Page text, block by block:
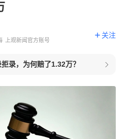
上观新闻官方账号
关注
录，为何赔了1.32万？